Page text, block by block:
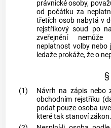
právnické osoby,
od počátku za
třetích osob nabytá v
rejstříkový soud po
zveřejnění
neplatnost volby nebo
ledaže prokáže, že o
§
(1)
Návrh na zápis nebo
obchodním rejstříku
podat pouze osoba
které tak stanoví zákon.